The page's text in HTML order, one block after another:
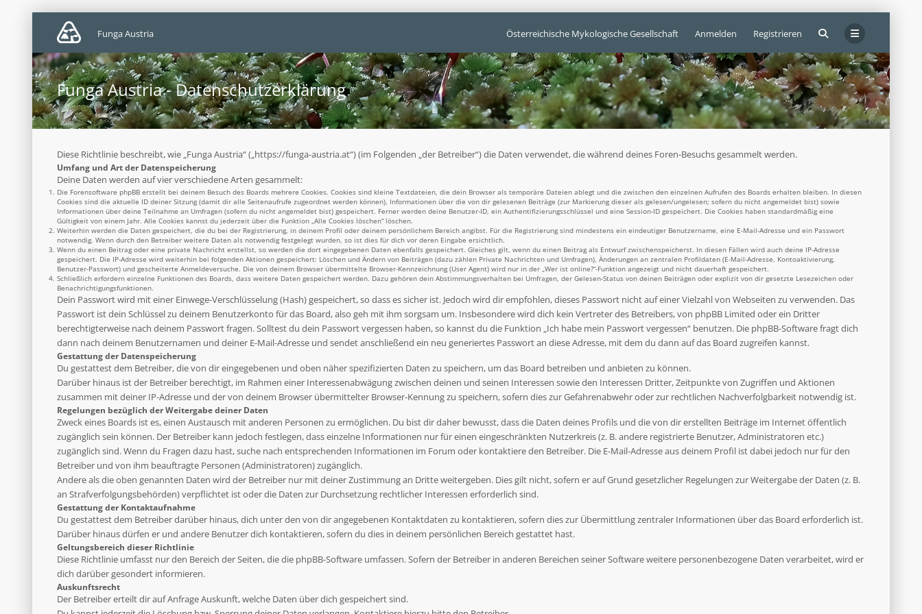
Österreichische Mykologische Gesellschaft Anmelden Registrieren
Funga Austria
Funga Austria - Datenschutzerklärung
Diese Richtlinie beschreibt, wie „Funga Austria“ („https://funga-austria.at“) (im Folgenden „der Betreiber“) die Daten verwendet, die während deines Foren-Besuchs gesammelt werden.
Umfang und Art der Datenspeicherung
Deine Daten werden auf vier verschiedene Arten gesammelt:
Die Forensoftware phpBB erstellt bei deinem Besuch des Boards mehrere Cookies. Cookies sind kleine Textdateien, die dein Browser als temporäre Dateien ablegt und die zwischen den einzelnen Aufrufen des Boards erhalten bleiben. In diesen
Cookies sind die aktuelle ID deiner Sitzung (damit dir alle Seitenaufrufe zugeordnet werden können), Informationen über die von dir gelesenen Beiträge (zur Markierung dieser als gelesen/ungelesen; sofern du nicht angemeldet bist) sowie
Informationen über deine Teilnahme an Umfragen (sofern du nicht angemeldet bist) gespeichert. Ferner werden deine Benutzer-ID, ein Authentifizierungsschlüssel und eine Session-ID gespeichert. Die Cookies haben standardmäßig eine
Gültigkeit von einem Jahr. Alle Cookies kannst du jederzeit über die Funktion „Alle Cookies löschen“ löschen.
Weiterhin werden die Daten gespeichert, die du bei der Registrierung, in deinem Profil oder deinem persönlichem Bereich angibst. Für die Registrierung sind mindestens ein eindeutiger Benutzername, eine E-Mail-Adresse und ein Passwort
notwendig. Wenn durch den Betreiber weitere Daten als notwendig festgelegt wurden, so ist dies für dich vor deren Eingabe ersichtlich.
Wenn du einen Beitrag oder eine private Nachricht erstellst, so werden die dort eingegebenen Daten ebenfalls gespeichert. Gleiches gilt, wenn du einen Beitrag als Entwurf zwischenspeicherst. In diesen Fällen wird auch deine IP-Adresse
gespeichert. Die IP-Adresse wird weiterhin bei folgenden Aktionen gespeichert: Löschen und Ändern von Beiträgen (dazu zählen Private Nachrichten und Umfragen), Änderungen an zentralen Profildaten (E-Mail-Adresse, Kontoaktivierung,
Benutzer-Passwort) und gescheiterte Anmeldeversuche. Die von deinem Browser übermittelte Browser-Kennzeichnung (User Agent) wird nur in der „Wer ist online?“-Funktion angezeigt und nicht dauerhaft gespeichert.
Schließlich erfordern einzelne Funktionen des Boards, dass weitere Daten gespeichert werden. Dazu gehören dein Abstimmungsverhalten bei Umfragen, der Gelesen-Status von deinen Beiträgen oder explizit von dir gesetzte Lesezeichen oder
Benachrichtigungsfunktionen.
Dein Passwort wird mit einer Einwege-Verschlüsselung (Hash) gespeichert, so dass es sicher ist. Jedoch wird dir empfohlen, dieses Passwort nicht auf einer Vielzahl von Webseiten zu verwenden. Das
Passwort ist dein Schlüssel zu deinem Benutzerkonto für das Board, also geh mit ihm sorgsam um. Insbesondere wird dich kein Vertreter des Betreibers, von phpBB Limited oder ein Dritter
berechtigterweise nach deinem Passwort fragen. Solltest du dein Passwort vergessen haben, so kannst du die Funktion „Ich habe mein Passwort vergessen“ benutzen. Die phpBB-Software fragt dich
dann nach deinem Benutzernamen und deiner E-Mail-Adresse und sendet anschließend ein neu generiertes Passwort an diese Adresse, mit dem du dann auf das Board zugreifen kannst.
Gestattung der Datenspeicherung
Du gestattest dem Betreiber, die von dir eingegebenen und oben näher spezifizierten Daten zu speichern, um das Board betreiben und anbieten zu können.
Darüber hinaus ist der Betreiber berechtigt, im Rahmen einer Interessenabwägung zwischen deinen und seinen Interessen sowie den Interessen Dritter, Zeitpunkte von Zugriffen und Aktionen
zusammen mit deiner IP-Adresse und der von deinem Browser übermittelter Browser-Kennung zu speichern, sofern dies zur Gefahrenabwehr oder zur rechtlichen Nachverfolgbarkeit notwendig ist.
Regelungen bezüglich der Weitergabe deiner Daten
Zweck eines Boards ist es, einen Austausch mit anderen Personen zu ermöglichen. Du bist dir daher bewusst, dass die Daten deines Profils und die von dir erstellten Beiträge im Internet öffentlich
zugänglich sein können. Der Betreiber kann jedoch festlegen, dass einzelne Informationen nur für einen eingeschränkten Nutzerkreis (z. B. andere registrierte Benutzer, Administratoren etc.)
zugänglich sind. Wenn du Fragen dazu hast, suche nach entsprechenden Informationen im Forum oder kontaktiere den Betreiber. Die E-Mail-Adresse aus deinem Profil ist dabei jedoch nur für den
Betreiber und von ihm beauftragte Personen (Administratoren) zugänglich.
Andere als die oben genannten Daten wird der Betreiber nur mit deiner Zustimmung an Dritte weitergeben. Dies gilt nicht, sofern er auf Grund gesetzlicher Regelungen zur Weitergabe der Daten (z. B.
an Strafverfolgungsbehörden) verpflichtet ist oder die Daten zur Durchsetzung rechtlicher Interessen erforderlich sind.
Gestattung der Kontaktaufnahme
Du gestattest dem Betreiber darüber hinaus, dich unter den von dir angegebenen Kontaktdaten zu kontaktieren, sofern dies zur Übermittlung zentraler Informationen über das Board erforderlich ist.
Darüber hinaus dürfen er und andere Benutzer dich kontaktieren, sofern du dies in deinem persönlichen Bereich gestattet hast.
Geltungsbereich dieser Richtlinie
Diese Richtlinie umfasst nur den Bereich der Seiten, die die phpBB-Software umfassen. Sofern der Betreiber in anderen Bereichen seiner Software weitere personenbezogene Daten verarbeitet, wird er
dich darüber gesondert informieren.
Auskunftsrecht
Der Betreiber erteilt dir auf Anfrage Auskunft, welche Daten über dich gespeichert sind.